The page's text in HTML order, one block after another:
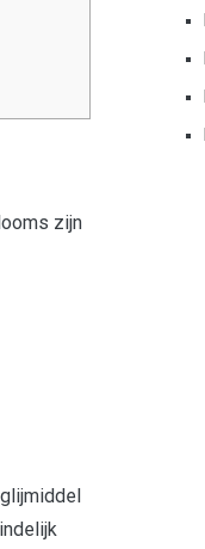
zijn